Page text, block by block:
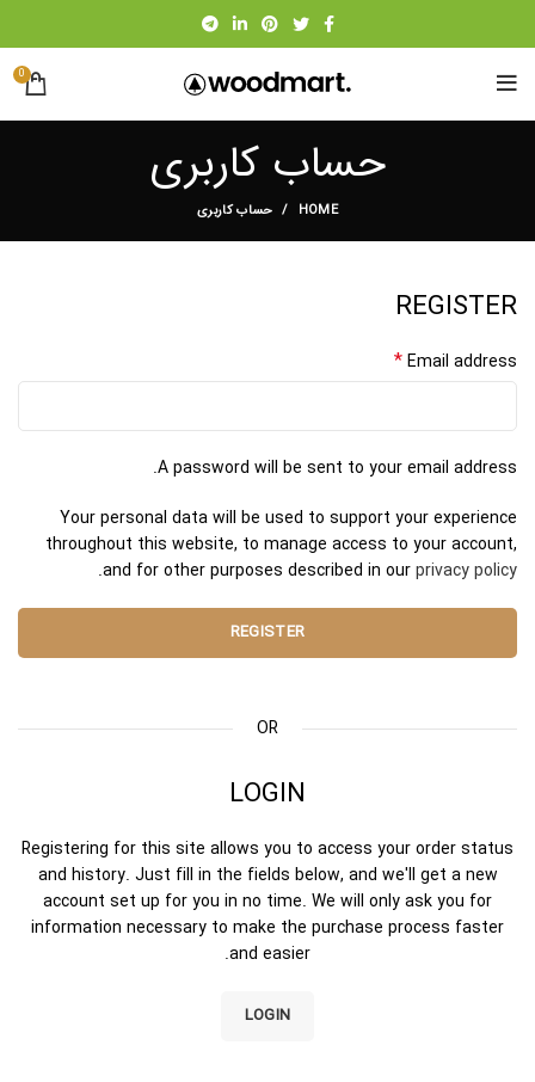
0
حساب کاربری
HOME حساب کاربری
REGISTER
Email address
*
A password will be sent to your email address.
Your personal data will be used to support your experience
throughout this website, to manage access to your account,
and for other purposes described in ourprivacy policy
.
REGISTER
OR
LOGIN
Registering for this site allows you to access your order status
and history. Just fill in the fields below, and we'll get a new
account set up for you in no time. We will only ask you for
information necessary to make the purchase process faster
and easier.
LOGIN